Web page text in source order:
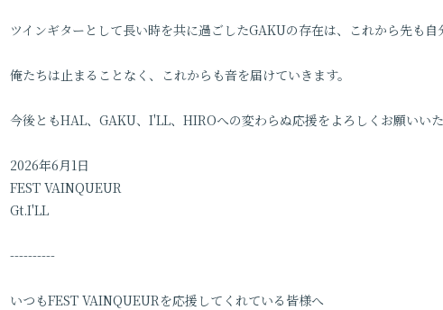
ツインギターとして長い時を共に過ごしたGAKUの存在は、これから先も自
俺たちは止まることなく、これからも音を届けていきます。
今後ともHAL、GAKU、I'LL、HIROへの変わらぬ応援をよろしくお願いいた
2026年6月1日
FEST VAINQUEUR
Gt.I'LL
----------
いつもFEST VAINQUEURを応援してくれている皆様へ